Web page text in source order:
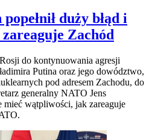
duży błąd i
Zachód
do kontynuowania agresji
Putina oraz jego dowództwo,
pod adresem Zachodu, do
generalny NATO Jens
mieć wątpliwości, jak zareaguje